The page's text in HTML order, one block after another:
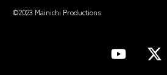
©2023 Mainichi Productions